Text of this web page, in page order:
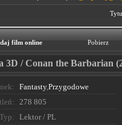
film online Pobierz
3D / Conan the Barbarian
Fantasty,Przygodowe
278 805
Typ:
Lektor / PL